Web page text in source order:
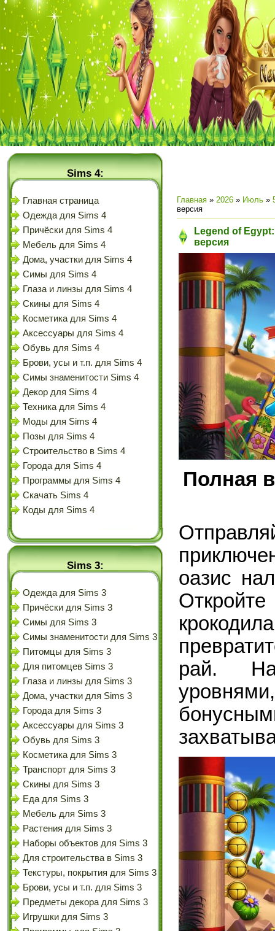
Sims 4:
Главная страница
Одежда для Sims 4
Причёски для Sims 4
Мебель для Sims 4
Дома, участки для Sims 4
Симы для Sims 4
Глаза и линзы для Sims 4
Скины для Sims 4
Косметика для Sims 4
Аксессуары для Sims 4
Обувь для Sims 4
Брови, усы и т.п. для Sims 4
Симы знаменитости Sims 4
Декор для Sims 4
Техника для Sims 4
Моды для Sims 4
Позы для Sims 4
Строительство в Sims 4
Города для Sims 4
Программы для Sims 4
Скачать Sims 4
Коды для Sims 4
Sims 3:
Одежда для Sims 3
Причёски для Sims 3
Симы для Sims 3
Симы знаменитости для Sims 3
Питомцы для Sims 3
Для питомцев Sims 3
Глаза и линзы для Sims 3
Дома, участки для Sims 3
Города для Sims 3
Аксессуары для Sims 3
Обувь для Sims 3
Косметика для Sims 3
Транспорт для Sims 3
Скины для Sims 3
Еда для Sims 3
Мебель для Sims 3
Растения для Sims 3
Наборы объектов для Sims 3
Для строительства в Sims 3
Текстуры, покрытия для Sims 3
Брови, усы и т.п. для Sims 3
Предметы декора для Sims 3
Игрушки для Sims 3
Главная » 2026 » Июль »
версия
Legend of
версия
Полная
оазис
рай.